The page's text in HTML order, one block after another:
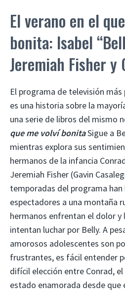
El verano en el
bonita: Isabel
Jeremiah Fisher y
El programa de televisión
es una historia sobre la
una serie de libros del mismo
que me volví bonitaSigue a
mientras explora sus
hermanos de la infancia
Jeremiah Fisher (Gavin
temporadas del programa han
espectadores a una montaña
hermanos enfrentan el dolor
intentan luchar por Belly. A
amorosos adolescentes son
frustrantes, es fácil entender
difícil elección entre Conrad,
estado enamorada desde que